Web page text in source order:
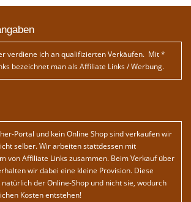
verdiene ich an qualifizierten Verkäufen. Mit *
bezeichnet man als Affiliate Links / Werbung.
Portal und kein Online Shop sind verkaufen wir
selber. Wir arbeiten stattdessen mit
von Affiliate Links zusammen. Beim Verkauf über
wir dabei eine kleine Provision. Diese
der Online-Shop und nicht sie, wodurch
Kosten entstehen!